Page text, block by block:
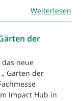
Weiterlesen
der
neue
Gärten der
Impact Hub in